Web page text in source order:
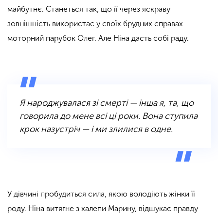
майбутнє. Станеться так, що її через яскраву
зовнішність використає у своїх брудних справах
моторний парубок Олег. Але Ніна дасть собі раду.
Я народжувалася зі смерті — інша я, та, що
говорила до мене всі ці роки. Вона ступила
крок назустріч — і ми злилися в одне.
У дівчині пробудиться сила, якою володіють жінки її
роду. Ніна витягне з халепи Марину, відшукає правду